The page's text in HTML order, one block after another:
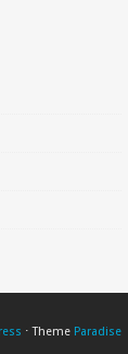
⋅ Theme Paradise